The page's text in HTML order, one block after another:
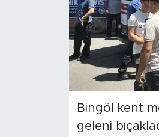
Bingöl kent
geleni
Ekonomi
Hava Durumu
Tavz Der